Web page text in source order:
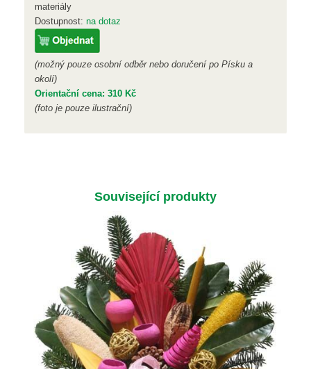
materiály
Dostupnost: na dotaz
(možný pouze osobní odběr nebo doručení po Písku a
okolí)
Orientační cena: 310 Kč
(foto je pouze ilustrační)
Související produkty